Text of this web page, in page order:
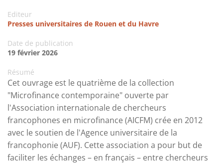
Editeur
Presses universitaires de Rouen et du Havre
Date de publication
19 février 2026
Résumé
Cet ouvrage est le quatrième de la collection
"Microfinance contemporaine" ouverte par
l'Association internationale de chercheurs
francophones en microfinance (AICFM) crée en 2012
avec le soutien de l'Agence universitaire de la
francophonie (AUF). Cette association a pour but de
faciliter les échanges – en français – entre chercheurs